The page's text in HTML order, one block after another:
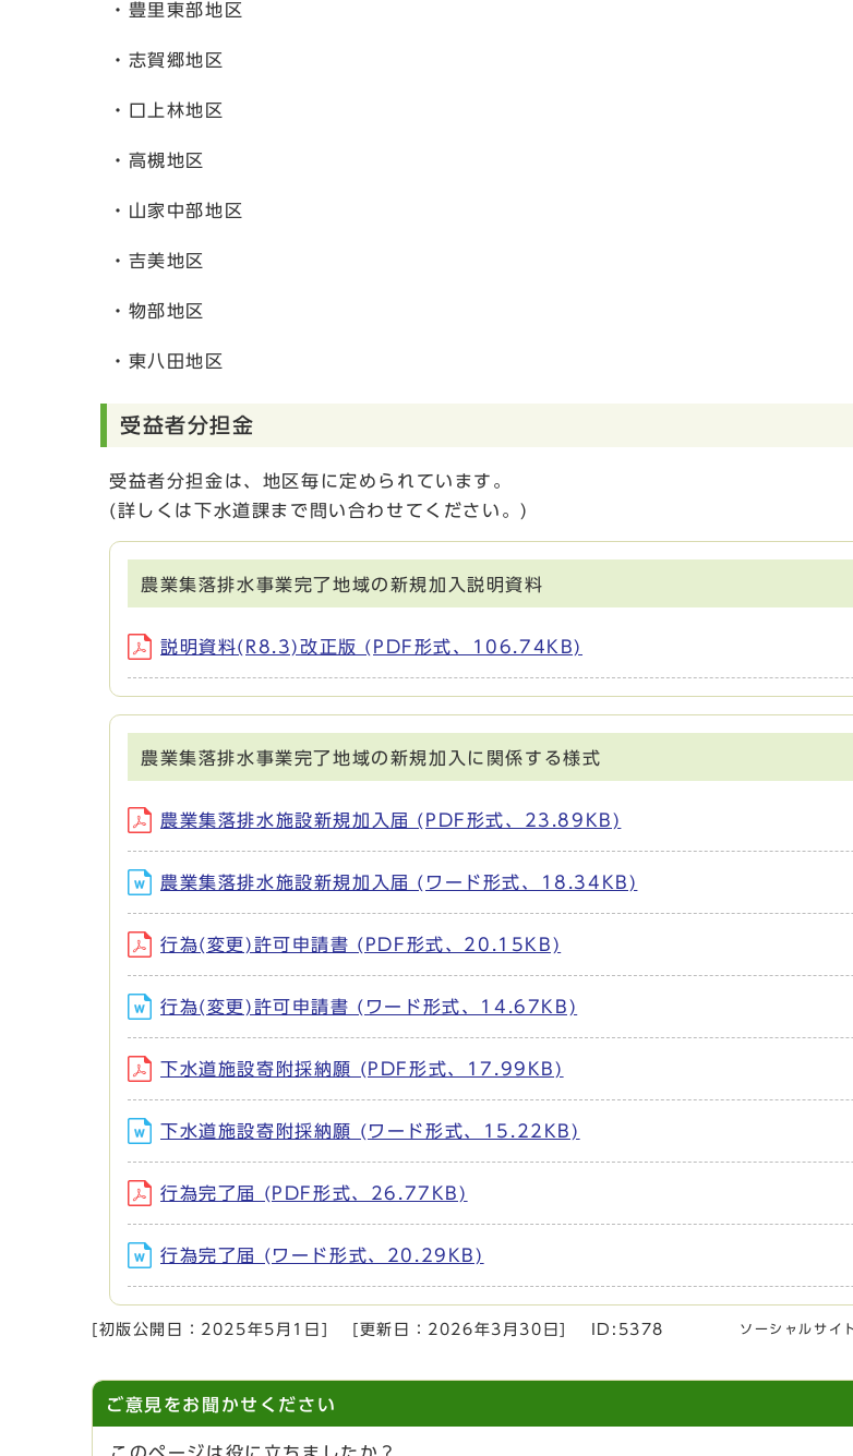
・豊里東部地区
・志賀郷地区
・口上林地区
・高槻地区
・山家中部地区
・吉美地区
・物部地区
・東八田地区
受益者分担金
受益者分担金は、地区毎に定められています。
(詳しくは下水道課まで問い合わせてください。)
農業集落排水事業完了地域の新規加入説明資料
説明資料(R8.3)改正版 (PDF形式、106.74KB)
農業集落排水事業完了地域の新規加入に関係する様式
農業集落排水施設新規加入届 (PDF形式、23.89KB)
農業集落排水施設新規加入届 (ワード形式、18.34KB)
行為(変更)許可申請書 (PDF形式、20.15KB)
行為(変更)許可申請書 (ワード形式、14.67KB)
下水道施設寄附採納願 (PDF形式、17.99KB)
下水道施設寄附採納願 (ワード形式、15.22KB)
行為完了届 (PDF形式、26.77KB)
行為完了届 (ワード形式、20.29KB)
[初版公開日： 2025年5月1日 [更新日： 2026年3月30日 ID:5378 ソーシャルサイ
ご意見をお聞かせください